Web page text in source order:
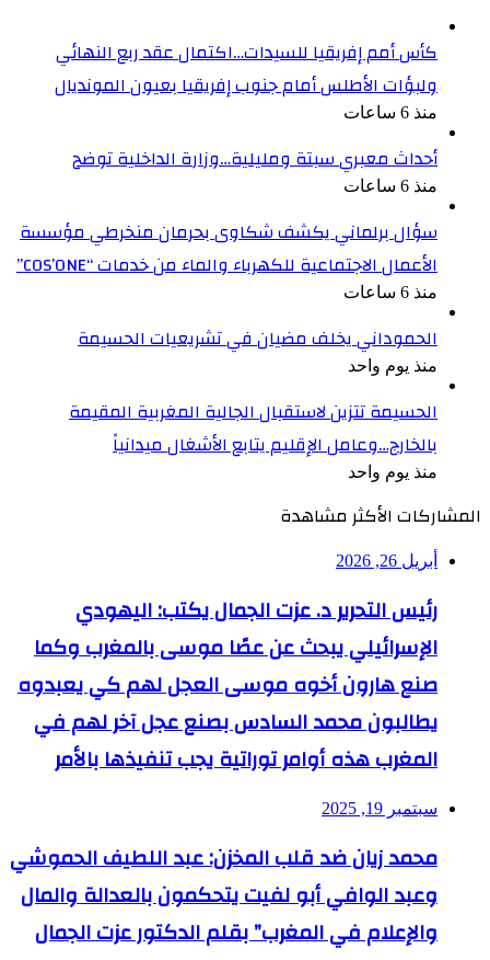
كأس أمم إفريقيا للسيدات…اكتمال عقد ربع النهائي
ولبؤات الأطلس أمام جنوب إفريقيا بعيون المونديال
منذ 6 ساعات
أحداث معبري سبتة ومليلية…وزارة الداخلية توضح
منذ 6 ساعات
سؤال برلماني يكشف شكاوى بحرمان منخرطي مؤسسة
الأعمال الاجتماعية للكهرباء والماء من خدمات “COS’ONE”
منذ 6 ساعات
الحموداني يخلف مضيان في تشريعيات الحسيمة
منذ يوم واحد
الحسيمة تتزين لاستقبال الجالية المغربية المقيمة
بالخارج…وعامل الإقليم يتابع الأشغال ميدانياً
منذ يوم واحد
المشاركات الأكثر مشاهدة
أبريل 26, 2026
رئيس التحرير د. عزت الجمال يكتب: اليهودي
الإسرائيلي يبحث عن عصًا موسى بالمغرب وكما
صنع هارون أخوه موسى العجل لهم كي يعبدوه
يطالبون محمد السادس بصنع عجل آخر لهم في
المغرب هذه أوامر توراتية يجب تنفيذها بالأمر
سبتمبر 19, 2025
محمد زيان ضد قلب المخزن: عبد اللطيف الحموشي
وعبد الوافي أبو لفيت يتحكمون بالعدالة والمال
والإعلام في المغرب” بقلم الدكتور عزت الجمال